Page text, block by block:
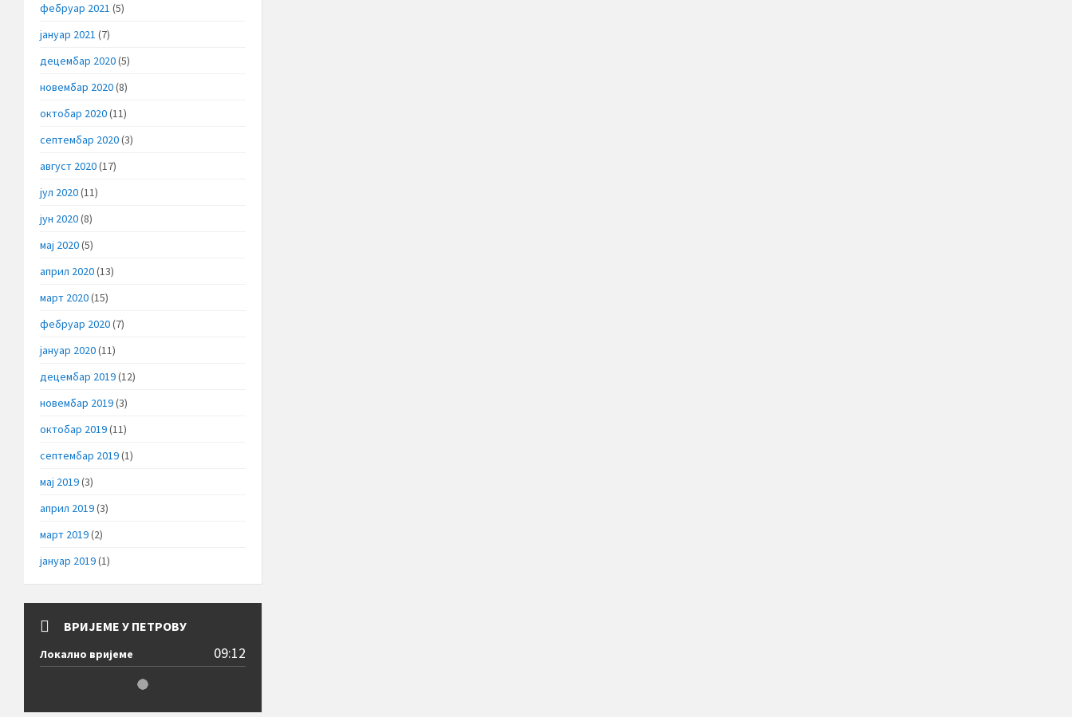
фебруар 2021 (5)
јануар 2021 (7)
децембар 2020(5)
новембар 2020(8)
октобар 2020(11)
септембар 2020(3)
август 2020(17)
јул 2020(11)
јун 2020(8)
мај 2020(5)
април 2020(13)
март 2020(15)
фебруар 2020(7)
јануар 2020(11)
децембар 2019(12)
новембар 2019(3)
октобар 2019(11)
септембар 2019(1)
мај 2019(3)
април 2019(3)
март 2019(2)
јануар 2019(1)
ВРИЈЕМЕ У ПЕТРОВУ
Локално вријеме 09:12